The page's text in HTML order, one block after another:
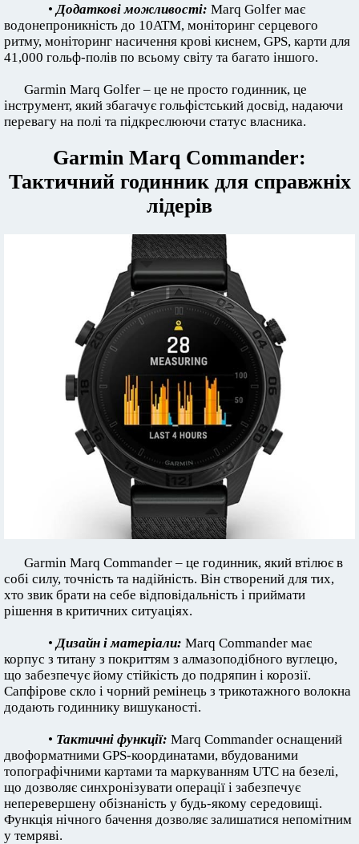
• Додаткові можливості: Marq Golfer має
водонепроникність до 10ATM, моніторинг серцевого
ритму, моніторинг насичення крові киснем, GPS, карти для
41,000 гольф-полів по всьому світу та багато іншого.
Garmin Marq Golfer – це не просто годинник, це
інструмент, який збагачує гольфістський досвід, надаючи
перевагу на полі та підкреслюючи статус власника.
Garmin Marq Commander:
Тактичний годинник для справжніх
лідерів
Garmin Marq Commander – це годинник, який втілює в
собі силу, точність та надійність. Він створений для тих,
хто звик брати на себе відповідальність і приймати
рішення в критичних ситуаціях.
• Дизайн і матеріали: Marq Commander має
корпус з титану з покриттям з алмазоподібного вуглецю,
що забезпечує йому стійкість до подряпин і корозії.
Сапфірове скло і чорний ремінець з трикотажного волокна
додають годиннику вишуканості.
• Тактичні функції: Marq Commander оснащений
двоформатними GPS-координатами, вбудованими
топографічними картами та маркуванням UTC на безелі,
що дозволяє синхронізувати операції і забезпечує
неперевершену обізнаність у будь-якому середовищі.
Функція нічного бачення дозволяє залишатися непомітним
у темряві.